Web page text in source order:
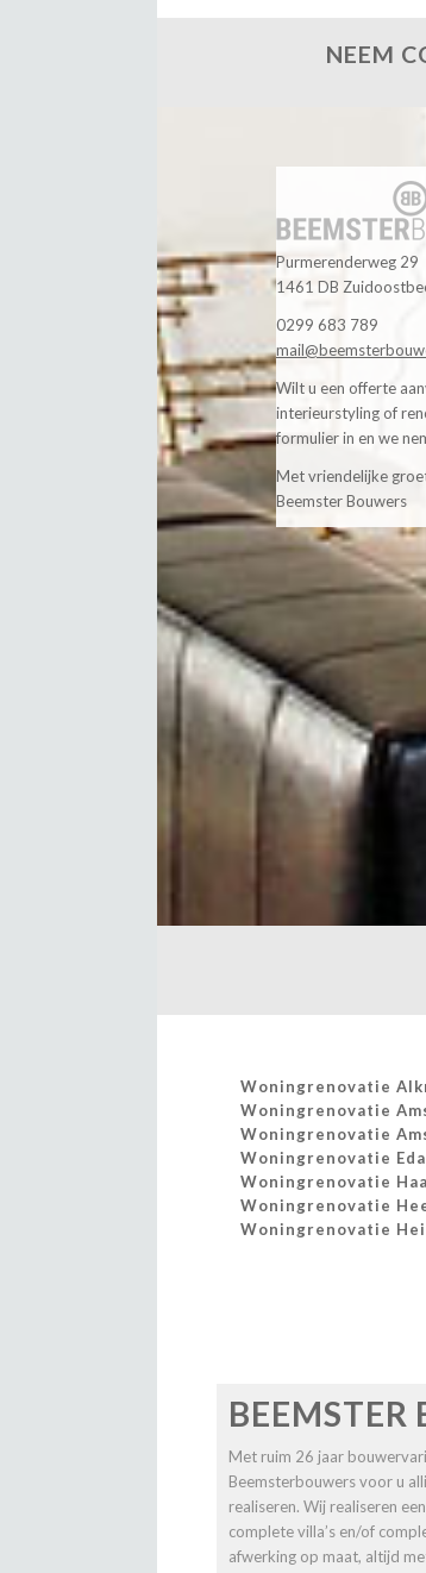
NEEM
Purmerenderweg 29
1461 DB
0299 683 789
Wilt u een offerte
interieurstyling of
formulier in en we
Met vriendelijke
Beemster Bouwers
Woningrenovatie
Woningrenovatie
Woningrenovatie
Woningrenovatie
Woningrenovatie
Woningrenovatie
Woningrenovatie
BEEMSTER
Met ruim 26 jaar
Beemsterbouwers voor u
realiseren. Wij realiseren
complete villa’s en/of
afwerking op maat, altijd